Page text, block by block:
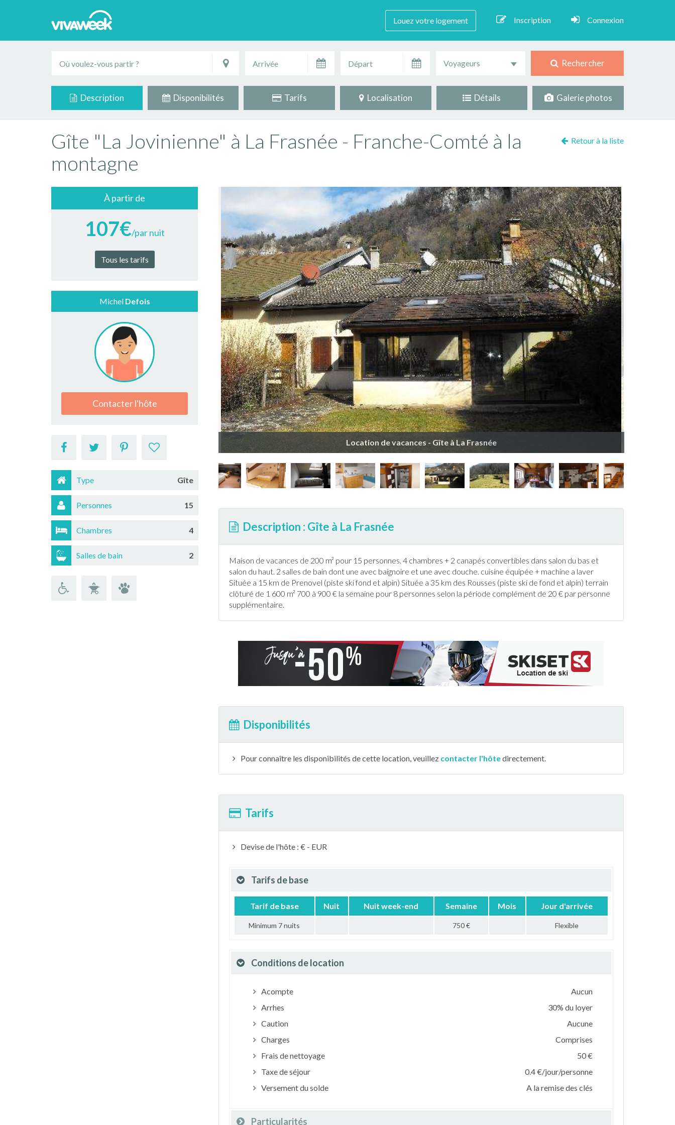
Louez votre logement Inscription Connexion
Voyageurs Rechercher
Description Disponibilités Tarifs Localisation Détails Galerie photos
Gîte "La Jovinienne" à La Frasnée - Franche-Comté à la
montagne
Retour à la liste
À partir de
107€/par nuit
Tous les tarifs
Michel Defois
Contacter l'hôte
Type Gîte
Personnes 15
Chambres 4
Salles de bain 2
Location de vacances - Gîte à La Frasnée
Description : Gîte à La Frasnée
Maison de vacances de 200 m² pour 15 personnes. 4 chambres + 2 canapés convertibles dans salon du bas et
salon du haut. 2 salles de bain dont une avec baignoire et une avec douche. cuisine équipée + machine a laver
Située a 15 km de Prenovel (piste skifond et alpin) Située a 35 km des Rousses (piste skide fond et alpin) terrain
clôturé de 1 600 m² 700 à 900 € la semaine pour 8 personnes selon la période complément de 20 € par personne
supplémentaire.
Disponibilités
Pour connaître les disponibilités de cette location, veuillez contacter l'hôtedirectement.
Tarifs
Devise de l'hôte : € - EUR
Tarifs de base
Tarif de base Nuit Nuit week-end Semaine Mois Jour d'arrivée
Minimum 7 nuits 750 € Flexible
Conditions de location
Acompte
Aucun
Arrhes
30% du loyer
Caution
Aucune
Charges
Comprises
Frais de nettoyage
50 €
Taxe de séjour
0.4 €/jour/personne
Versement du solde
A la remise des clés
Particularités